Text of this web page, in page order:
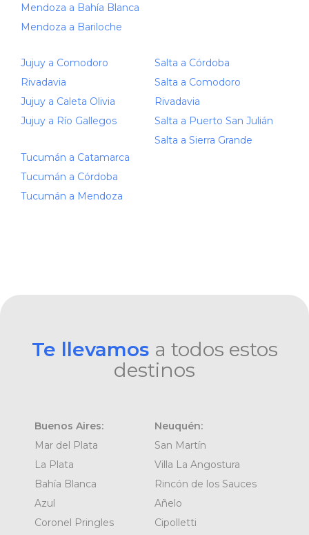
Mendoza a Bahía Blanca
Mendoza a Bariloche
Jujuy a Comodoro
Rivadavia
Jujuy a Caleta Olivia
Jujuy a Río Gallegos
Tucumán a Catamarca
Tucumán a Córdoba
Tucumán a Mendoza
Salta a Córdoba
Salta a Comodoro
Rivadavia
Salta a Puerto San Julián
Salta a Sierra Grande
Te llevamos a todos estos
destinos
Buenos Aires:
Mar del Plata
La Plata
Bahía Blanca
Azul
Coronel Pringles
Neuquén:
San Martín
Villa La Angostura
Rincón de los Sauces
Añelo
Cipolletti